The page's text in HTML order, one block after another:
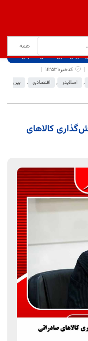
ارزش‌گذاری کالاهای صادراتی
کدخبر:112531
, اسلایدر , اقتصادی ,
بین
کالاهای